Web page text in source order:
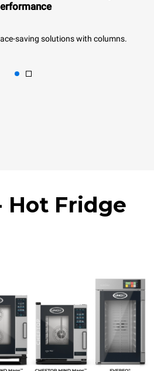
saving solutions with columns.
Hot Fridge